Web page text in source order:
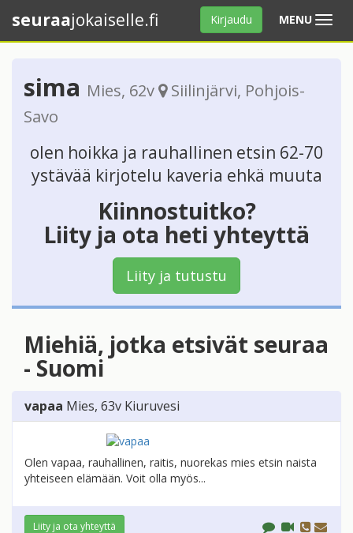
MENU Avaa
valikko
seuraajokaiselle.fi Kirjaudu
sima Mies, 62v Siilinjärvi, Pohjois-
Savo
olen hoikka ja rauhallinen etsin 62-70
ystävää kirjotelu kaveria ehkä muuta
Kiinnostuitko?
Liity ja ota heti yhteyttä
Liity ja tutustu
Miehiä, jotka etsivät seuraa
- Suomi
vapaa Mies, 63v Kiuruvesi
Olen vapaa, rauhallinen, raitis, nuorekas mies etsin naista
yhteiseen elämään. Voit olla myös...
Liity ja ota yhteyttä